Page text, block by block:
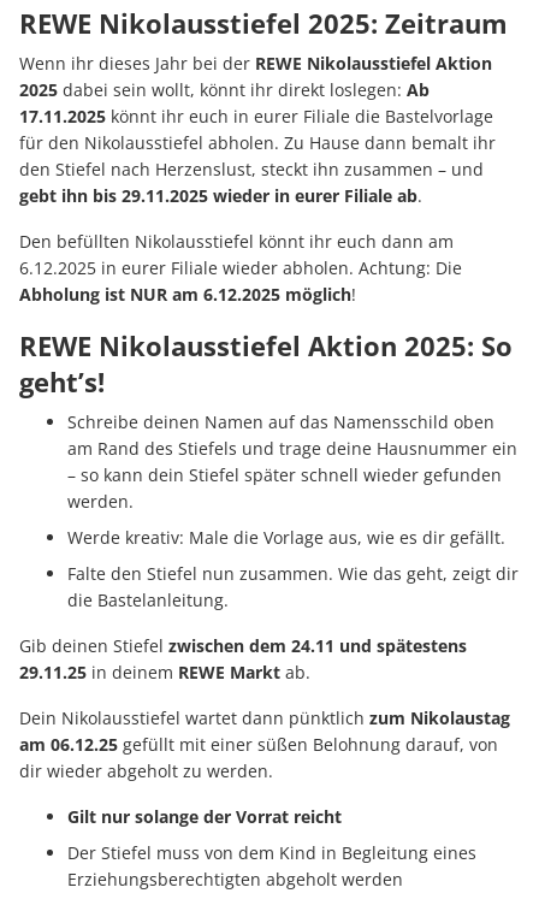
REWE Nikolausstiefel 2025: Zeitraum
Wenn ihr dieses Jahr bei der REWE Nikolausstiefel Aktion
2025 dabei sein wollt, könnt ihr direkt loslegen: Ab
17.11.2025 könnt ihr euch in eurer Filiale die Bastelvorlage
für den Nikolausstiefel abholen. Zu Hause dann bemalt ihr
den Stiefel nach Herzenslust, steckt ihn zusammen – und
gebt ihn bis 29.11.2025 wieder in eurer Filiale ab.
Den befüllten Nikolausstiefel könnt ihr euch dann am
6.12.2025 in eurer Filiale wieder abholen. Achtung: Die
Abholung ist NUR am 6.12.2025 möglich!
REWE Nikolausstiefel Aktion 2025: So
geht’s!
Schreibe deinen Namen auf das Namensschild oben
am Rand des Stiefels und trage deine Hausnummer ein
– so kann dein Stiefel später schnell wieder gefunden
werden.
Werde kreativ: Male die Vorlage aus, wie es dir gefällt.
Falte den Stiefel nun zusammen. Wie das geht, zeigt dir
die Bastelanleitung.
Gib deinen Stiefel zwischen dem 24.11 und spätestens
29.11.25 in deinem REWE Markt ab.
Dein Nikolausstiefel wartet dann pünktlich zum Nikolaustag
am 06.12.25 gefüllt mit einer süßen Belohnung darauf, von
dir wieder abgeholt zu werden.
Gilt nur solange der Vorrat reicht
Der Stiefel muss von dem Kind in Begleitung eines
Erziehungsberechtigten abgeholt werden